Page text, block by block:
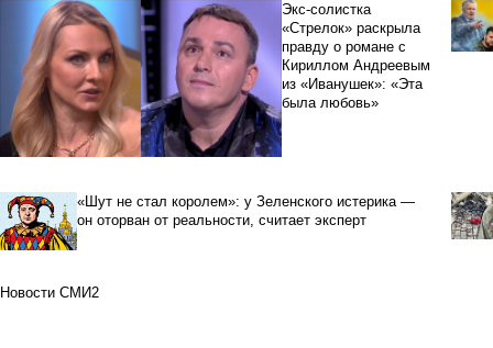
Экс-солистка
«Стрелок» раскрыла
правду о романе с
Кириллом Андреевым
из «Иванушек»: «Эта
была любовь»
«Шут не стал королем»: у Зеленского истерика —
он оторван от реальности, считает эксперт
Новости СМИ2